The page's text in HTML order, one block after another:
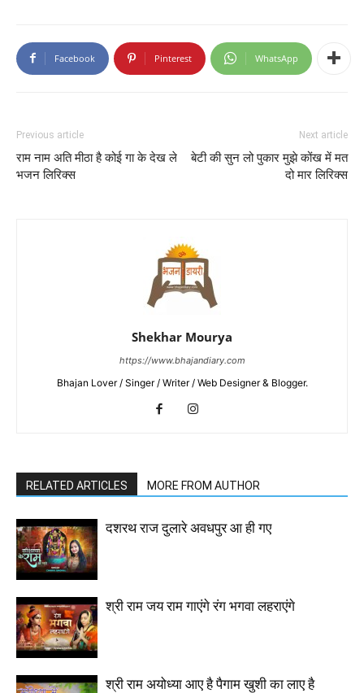
Facebook Pinterest WhatsApp
Previous article
राम नाम अति मीठा है कोई गा के देख ले
भजन लिरिक्स
Next article
बेटी की सुन लो पुकार मुझे कोंख में मत
दो मार लिरिक्स
Shekhar Mourya
https://www.bhajandiary.com
Bhajan Lover / Singer / Writer / Web Designer & Blogger.
RELATED ARTICLES MORE FROM AUTHOR
दशरथ राज दुलारे अवधपुर आ ही गए
श्री राम जय राम गाएंगे रंग भगवा लहराएंगे
श्री राम अयोध्या आए है पैगाम खुशी का लाए है